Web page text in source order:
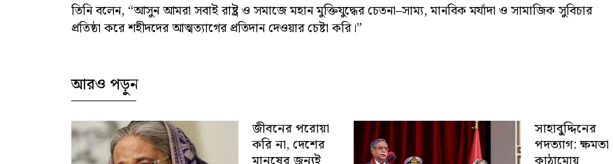
তিনি বলেন, “আসুন আমরা সবাই রাষ্ট্র ও সমাজে মহান মুক্তিযুদ্ধের চেতনা–সাম্য, মানবিক মর্যাদা ও সামাজিক সুবিচার
প্রতিষ্ঠা করে শহীদদের আত্মত্যাগের প্রতিদান দেওয়ার চেষ্টা করি।”
আরও পড়ুন
জীবনের পরোয়া
করি না, দেশের
সাহাবু্দ্দিনের
পদত্যাগ: ক্ষমতা